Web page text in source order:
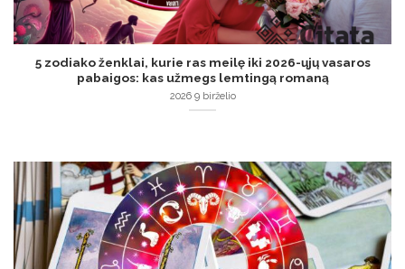
5 zodiako ženklai, kurie ras meilę iki 2026-ųjų vasaros
pabaigos: kas užmegs lemtingą romaną
2026 9 birželio